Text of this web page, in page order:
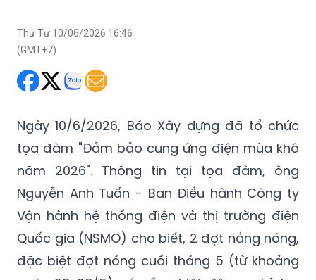
Thứ Tư 10/06/2026 16:46
(GMT+7)
Ngày 10/6/2026, Báo Xây dựng đã tổ chức
tọa đàm "Đảm bảo cung ứng điện mùa khô
năm 2026". Thông tin tại tọa đàm, ông
Nguyễn Anh Tuấn - Ban Điều hành Công ty
Vận hành hệ thống điện và thị trường điện
Quốc gia (NSMO) cho biết, 2 đợt nắng nóng,
đặc biệt đợt nóng cuối tháng 5 (từ khoảng